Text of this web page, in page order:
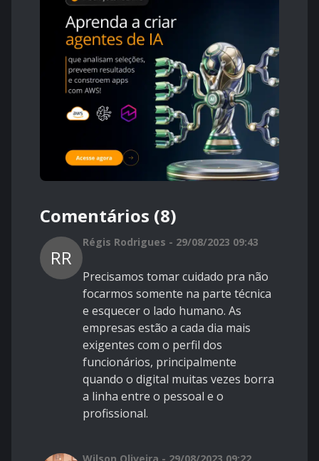
Comentários (8)
RR
Régis Rodrigues - 29/08/2023 09:43
Precisamos tomar cuidado pra não
focarmos somente na parte técnica
e esquecer o lado humano. As
empresas estão a cada dia mais
exigentes com o perfil dos
funcionários, principalmente
quando o digital muitas vezes borra
a linha entre o pessoal e o
profissional.